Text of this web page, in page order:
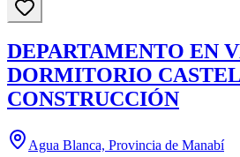
DEPARTAMENTO EN
DORMITORIO
CONSTRUCCIÓN
Agua Blanca, Provincia de Manabí